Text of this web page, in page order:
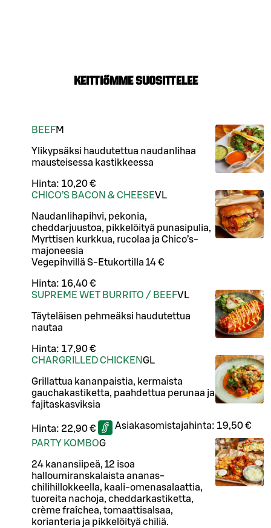
Keittiömme suosittelee
BEEFM
Ylikypsäksi haudutettua naudanlihaa
mausteisessa kastikkeessa
Hinta: 10,20 €
CHICO’S BACON & CHEESEVL
Naudanlihapihvi, pekonia,
cheddarjuustoa, pikkelöityä punasipulia,
Myrttisen kurkkua, rucolaa ja Chico’s-
majoneesia
Vegepihvillä S-Etukortilla 14 €
Hinta: 16,40 €
SUPREME WET BURRITO / BEEFVL
Täyteläisen pehmeäksi haudutettua
nautaa
Hinta: 17,90 €
CHARGRILLED CHICKENGL
Grillattua kananpaistia, kermaista
gauchakastiketta, paahdettua perunaa ja
fajitaskasviksia
Hinta: 22,90 € Asiakasomistajahinta: 19,50 €
PARTY KOMBOG
24 kanansiipeä, 12 isoa
halloumiranskalaista ananas-
chilihillokkeella, kaali-omenasalaattia,
tuoreita nachoja, cheddarkastiketta,
crème fraîchea, tomaattisalsaa,
korianteria ja pikkelöityä chiliä.